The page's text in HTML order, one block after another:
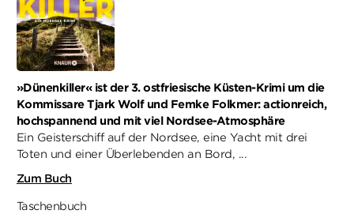
»Dünenkiller« ist der 3. ostfriesische Küsten-Krimi um die
Kommissare Tjark Wolf und Femke Folkmer: actionreich,
hochspannend und mit viel Nordsee-Atmosphäre
Ein Geisterschiff auf der Nordsee, eine Yacht mit drei
Toten und einer Überlebenden an Bord, ...
Zum Buch
Taschenbuch